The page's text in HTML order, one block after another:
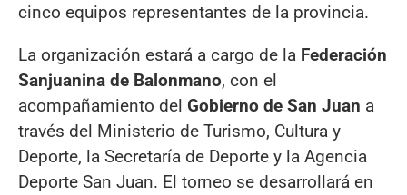
cinco equipos representantes de la provincia.
La organización estará a cargo de la Federación
Sanjuanina de Balonmano, con el
acompañamiento del Gobierno de San Juan a
través del Ministerio de Turismo, Cultura y
Deporte, la Secretaría de Deporte y la Agencia
Deporte San Juan. El torneo se desarrollará en